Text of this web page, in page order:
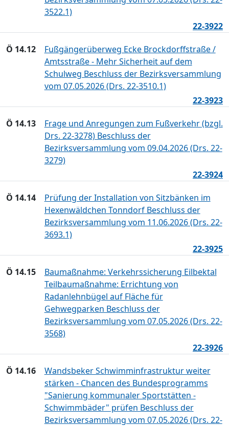
3522.1)
22-3922
Ö 14.12
Fußgängerüberweg Ecke Brockdorffstraße /
Amtsstraße - Mehr Sicherheit auf dem
Schulweg Beschluss der Bezirksversammlung
vom 07.05.2026 (Drs. 22-3510.1)
22-3923
Ö 14.13
Frage und Anregungen zum Fußverkehr (bzgl.
Drs. 22-3278) Beschluss der
Bezirksversammlung vom 09.04.2026 (Drs. 22-
3279)
22-3924
Ö 14.14
Prüfung der Installation von Sitzbänken im
Hexenwäldchen Tonndorf Beschluss der
Bezirksversammlung vom 11.06.2026 (Drs. 22-
3693.1)
22-3925
Ö 14.15
Baumaßnahme: Verkehrssicherung Eilbektal
Teilbaumaßnahme: Errichtung von
Radanlehnbügel auf Fläche für
Gehwegparken Beschluss der
Bezirksversammlung vom 07.05.2026 (Drs. 22-
3568)
22-3926
Ö 14.16
Wandsbeker Schwimminfrastruktur weiter
stärken - Chancen des Bundesprogramms
"Sanierung kommunaler Sportstätten -
Schwimmbäder" prüfen Beschluss der
Bezirksversammlung vom 07.05.2026 (Drs. 22-